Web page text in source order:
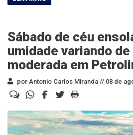
Sábado de céu
umidade variando de
moderada em
por Antonio Carlos Miranda // 08 de